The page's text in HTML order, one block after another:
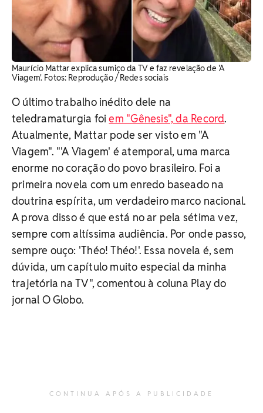
Maurício Mattar explica sumiço da TV e faz revelação de 'A
Viagem'. ​Fotos: Reprodução / Redes sociais
O último trabalho inédito dele na
teledramaturgia foiem "Gênesis", da Record.
Atualmente, Mattar pode ser visto em "A
Viagem". "'A Viagem' é atemporal, uma marca
enorme no coração do povo brasileiro. Foi a
primeira novela com um enredo baseado na
doutrina espírita, um verdadeiro marco nacional.
A prova disso é que está no ar pela sétima vez,
sempre com altíssima audiência. Por onde passo,
sempre ouço: 'Théo! Théo!'. Essa novela é, sem
dúvida, um capítulo muito especial da minha
trajetória na TV", comentou à coluna Play do
jornal O Globo.
CONTINUA APÓS A PUBLICIDADE